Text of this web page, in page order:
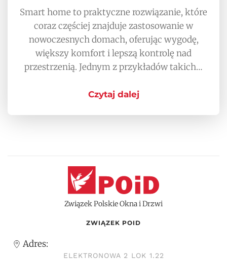
Smart home to praktyczne rozwiązanie, które
coraz częściej znajduje zastosowanie w
nowoczesnych domach, oferując wygodę,
większy komfort i lepszą kontrolę nad
przestrzenią. Jednym z przykładów takich…
Czytaj dalej
Związek Polskie Okna i Drzwi
ZWIĄZEK POID
Adres:
ELEKTRONOWA 2 LOK 1.22